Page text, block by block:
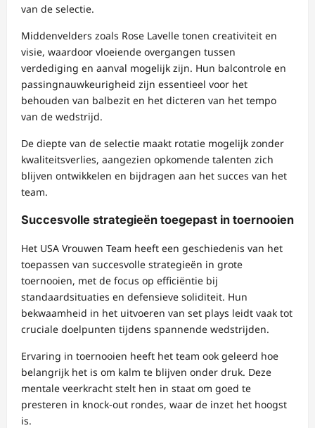
van de selectie.
Middenvelders zoals Rose Lavelle tonen creativiteit en
visie, waardoor vloeiende overgangen tussen
verdediging en aanval mogelijk zijn. Hun balcontrole en
passingnauwkeurigheid zijn essentieel voor het
behouden van balbezit en het dicteren van het tempo
van de wedstrijd.
De diepte van de selectie maakt rotatie mogelijk zonder
kwaliteitsverlies, aangezien opkomende talenten zich
blijven ontwikkelen en bijdragen aan het succes van het
team.
Succesvolle strategieën toegepast in toernooien
Het USA Vrouwen Team heeft een geschiedenis van het
toepassen van succesvolle strategieën in grote
toernooien, met de focus op efficiëntie bij
standaardsituaties en defensieve soliditeit. Hun
bekwaamheid in het uitvoeren van set plays leidt vaak tot
cruciale doelpunten tijdens spannende wedstrijden.
Ervaring in toernooien heeft het team ook geleerd hoe
belangrijk het is om kalm te blijven onder druk. Deze
mentale veerkracht stelt hen in staat om goed te
presteren in knock-out rondes, waar de inzet het hoogst
is.